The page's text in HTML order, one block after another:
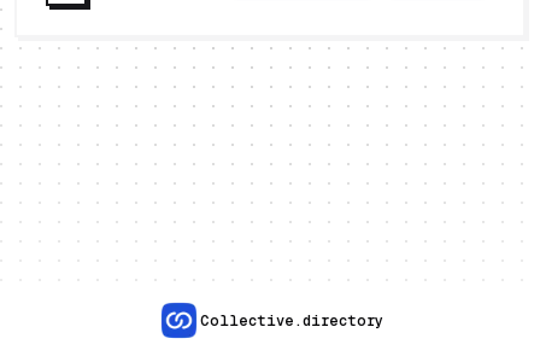
Collective.directory